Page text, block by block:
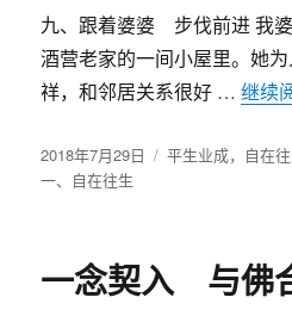
九、跟着婆婆 步伐前进 我
酒营老家的一间小屋里。她
祥，和邻居关系很好 …继续
发
布
2018年7月29日
分
平生业成，自在
一、 自在往生
一念契入 与佛